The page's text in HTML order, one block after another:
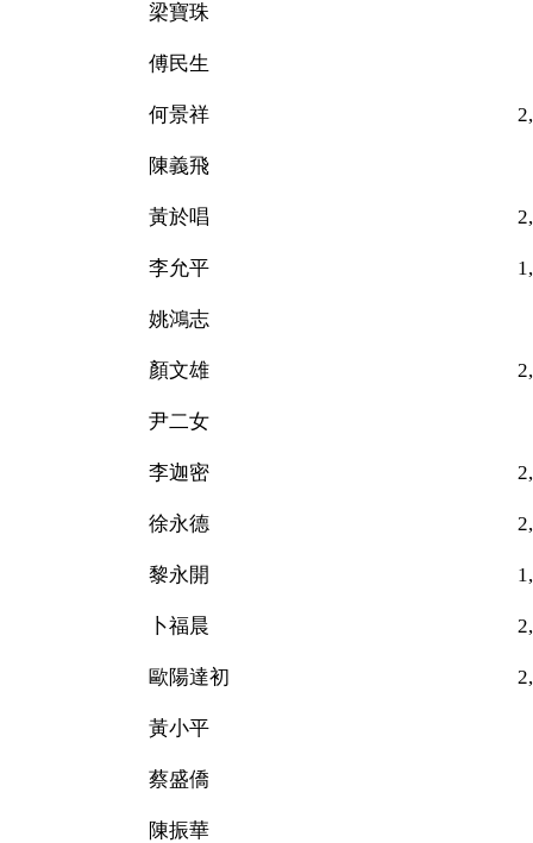
梁寶珠
傅民生
何景祥 2,212（
陳義飛
黃於唱 2,823（
李允平
姚鴻志
顏文雄 2,752（
尹二女
李迦密 2,577（
徐永德 2,853（
黎永開
卜福晨 2,727（
歐陽達初 2,125（
黃小平
蔡盛僑
陳振華